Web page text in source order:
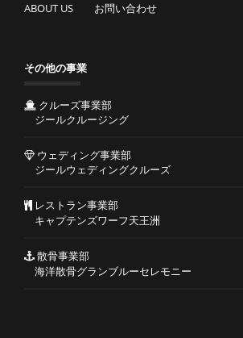
ABOUT US お問い合わせ
その他の事業
クルーズ事業部
ジールクルージング
ウェディング事業部
ジールウェディングクルーズ
レストラン事業部
キャプテンズワーフ天王洲
散骨事業部
海洋散骨グランブルーセレモニー